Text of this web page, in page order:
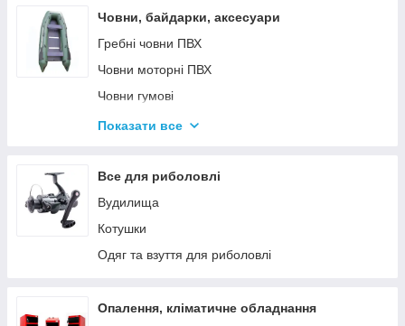
Човни, байдарки, аксесуари
Гребні човни ПВХ
Човни моторні ПВХ
Човни гумові
Надувні байдарки
Тюбінг
Страхувальні жилети
Човники ΩMega
Лодки Grif boat
Показати все
Все для риболовлі
Вудилища
Котушки
Одяг та взуття для риболовлі
Опалення, кліматичне обладнання